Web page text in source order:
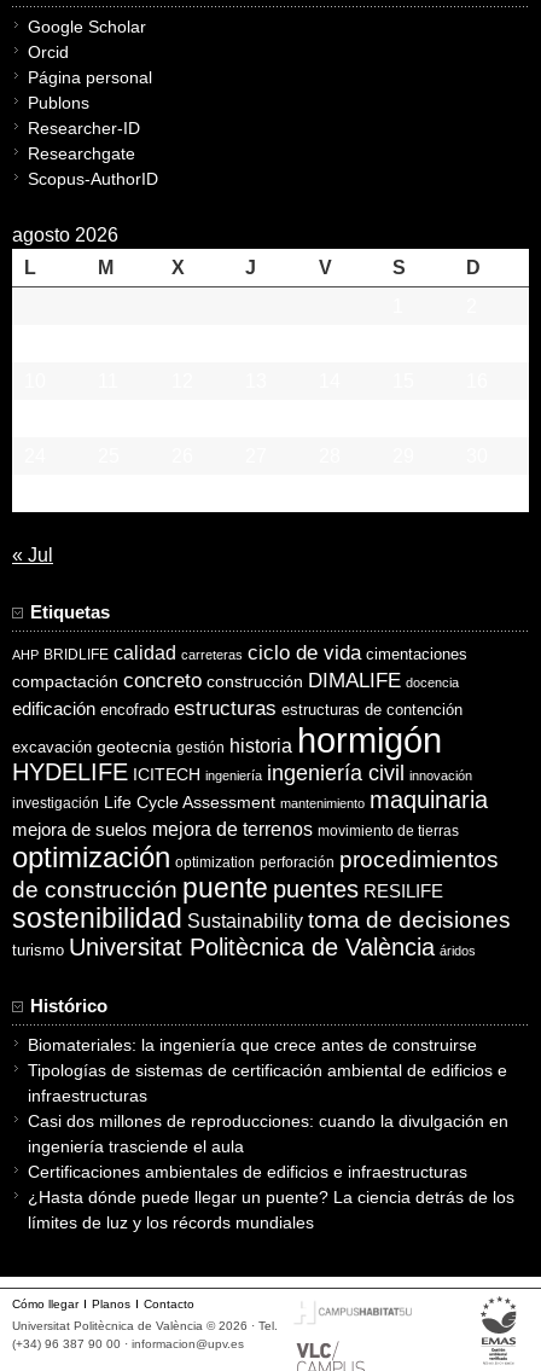
Google Scholar
Orcid
Página personal
Publons
Researcher-ID
Researchgate
Scopus-AuthorID
agosto 2026
L
M X J V S
D
« Jul
Etiquetas
AHP BRIDLIFE calidad carreteras ciclo de vida cimentaciones
compactación concreto construcción DIMALIFE docencia
edificación encofrado estructuras estructuras de contención
excavación geotecnia gestión historia hormigón
HYDELIFE ICITECH ingeniería ingeniería civil innovación
investigación Life Cycle Assessment mantenimiento maquinaria
mejora de suelos mejora de terrenos movimiento de tierras
optimización optimization perforación procedimientos
de construcción puente puentes RESILIFE
sostenibilidad Sustainability toma de decisiones
turismo Universitat Politècnica de València áridos
Histórico
Biomateriales: la ingeniería que crece antes de construirse
Tipologías de sistemas de certificación ambiental de edificios e
infraestructuras
Casi dos millones de reproducciones: cuando la divulgación en
ingeniería trasciende el aula
Certificaciones ambientales de edificios e infraestructuras
¿Hasta dónde puede llegar un puente? La ciencia detrás de los
límites de luz y los récords mundiales
Cómo llegar Planos
Contacto
Universitat Politècnica de València © 2026 · Tel.
(+34) 96 387 90 00 · informacion@upv.es